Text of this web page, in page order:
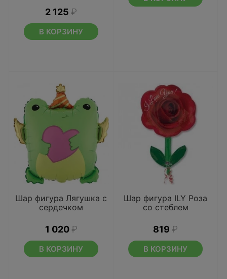
2 125 ₽
В КОРЗИНУ
Шар фигура Лягушка с
сердечком
1 020 ₽
В КОРЗИНУ
Шар фигура ILY Роза
со стеблем
819 ₽
В КОРЗИНУ